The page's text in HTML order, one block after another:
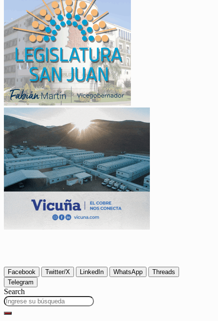
Facebook Twitter/X LinkedIn WhatsApp
Threads
Telegram
Search